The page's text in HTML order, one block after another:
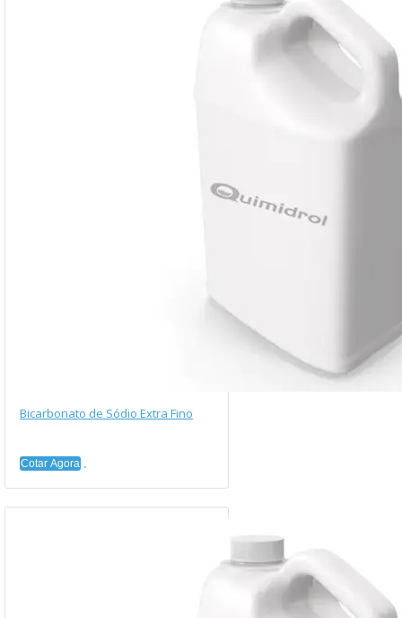
Bicarbonato de Sódio Extra Fino
Cotar Agora